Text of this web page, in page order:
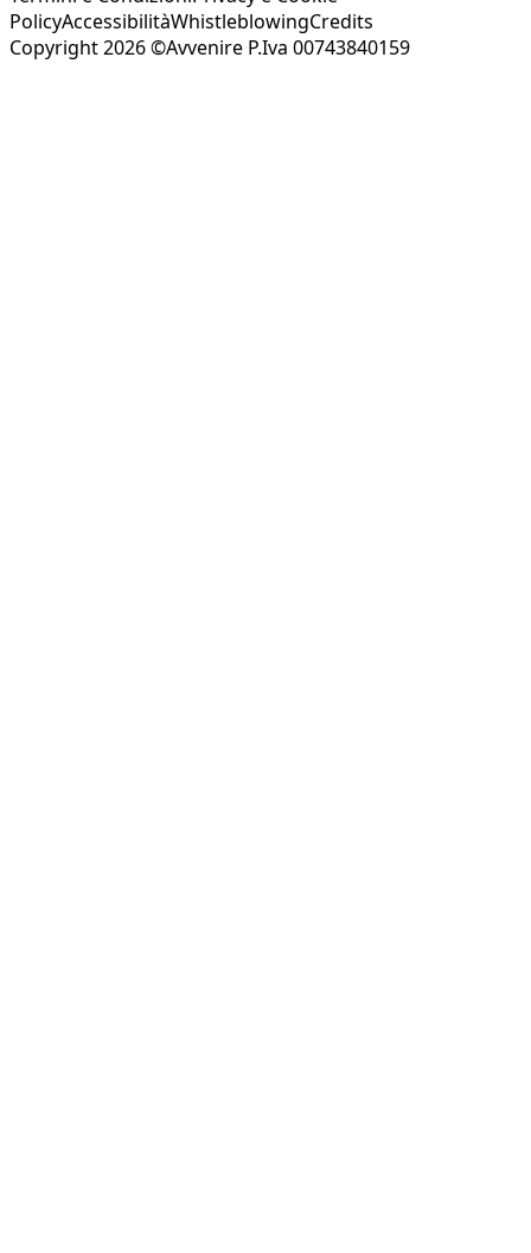
PolicyAccessibilitàWhistleblowingCredits
Copyright 2026 ©Avvenire P.Iva 00743840159